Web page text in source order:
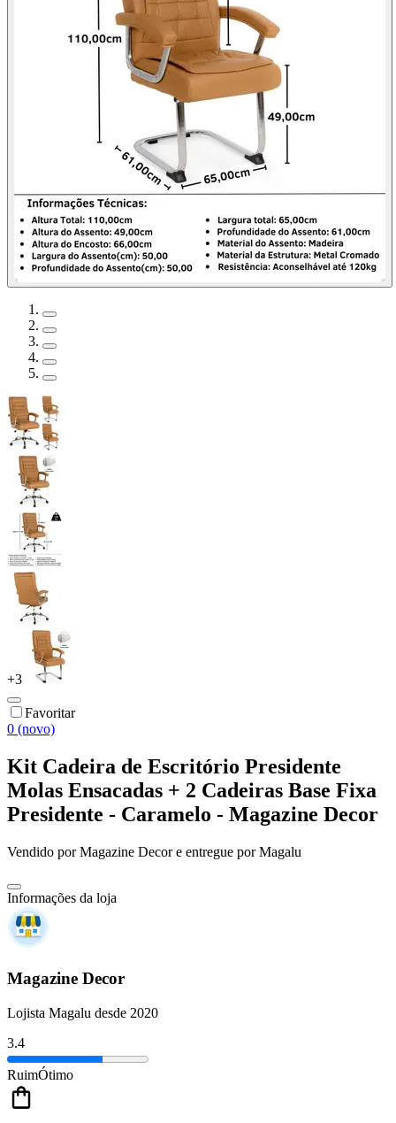
+3
Favoritar
0 (novo)
Kit Cadeira de Escritório Presidente
Molas Ensacadas + 2 Cadeiras Base Fixa
Presidente - Caramelo - Magazine Decor
Vendido porMagazine Decore entregue por Magalu
Informações da loja
Magazine Decor
Lojista Magalu desde 2020
3.4
RuimÓtimo